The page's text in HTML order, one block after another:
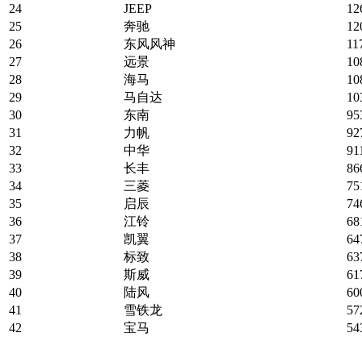
24
JEEP
25
奔驰
26
东风风神
27
远景
28
海马
29
马自达
30
东南
31
力帆
32
中华
33
长丰
34
三菱
35
启辰
36
江铃
37
凯翼
38
标致
39
斯威
40
陆风
41
雪铁龙
42
宝马